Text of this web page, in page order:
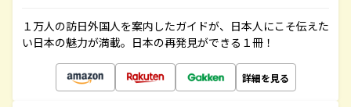
１万人の訪日外国人を案内したガイドが、日本人にこそ伝えた
い日本の魅力が満載。日本の再発見ができる１冊！
詳細を見る